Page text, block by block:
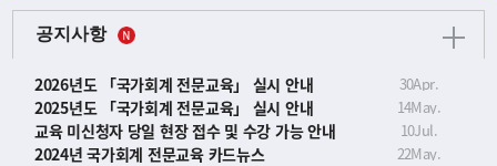
공지사항
2026년도 「국가회계 전문교육」 실시 안내 30Apr.
2025년도 「국가회계 전문교육」 실시 안내 14May.
교육 미신청자 당일 현장 접수 및 수강 가능 안내 10Jul.
2024년 국가회계 전문교육 카드뉴스 22May.